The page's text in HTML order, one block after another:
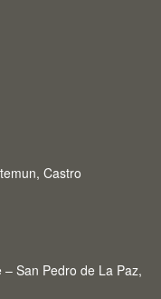
Castro
San Pedro de La Paz,